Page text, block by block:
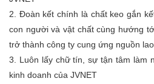
2. Đoàn kết chính là chất keo gắn
con người và vật chất cùng hướng
trở thành công ty cung ứng nguồn
3. Luôn lấy chữ tín, sự tận tâm làm
kinh doanh của JVNET